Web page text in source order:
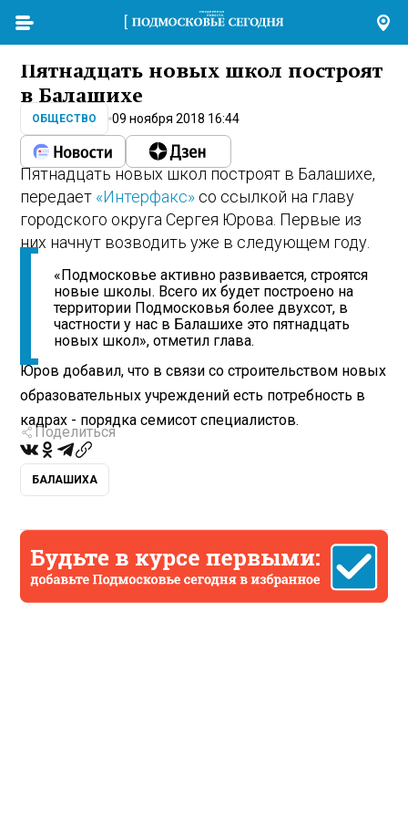
Пятнадцать новых школ построят
в Балашихе
ОБЩЕСТВО 09 ноября 2018 16:44
Пятнадцать новых школ построят в Балашихе,
передает «Интерфакс» со ссылкой на главу
городского округа Сергея Юрова. Первые из
них начнут возводить уже в следующем году.
«Подмосковье активно развивается, строятся
новые школы. Всего их будет построено на
территории Подмосковья более двухсот, в
частности у нас в Балашихе это пятнадцать
новых школ», отметил глава.
Юров добавил, что в связи со строительством новых
образовательных учреждений есть потребность в
кадрах - порядка семисот специалистов.
Поделиться
БАЛАШИХА